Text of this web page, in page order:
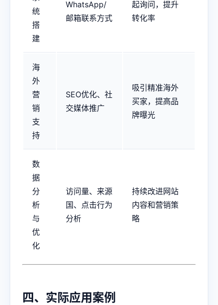
统
搭
建
WhatsApp/
邮箱联系方式
起询问，提升
转化率
海
外
营
销
支
持
SEO优化、社
交媒体推广
吸引精准海外
买家，提高品
牌曝光
数
据
分
析
与
优
化
访问量、来源
国、点击行为
分析
持续改进网站
内容和营销策
略
四、实际应用案例